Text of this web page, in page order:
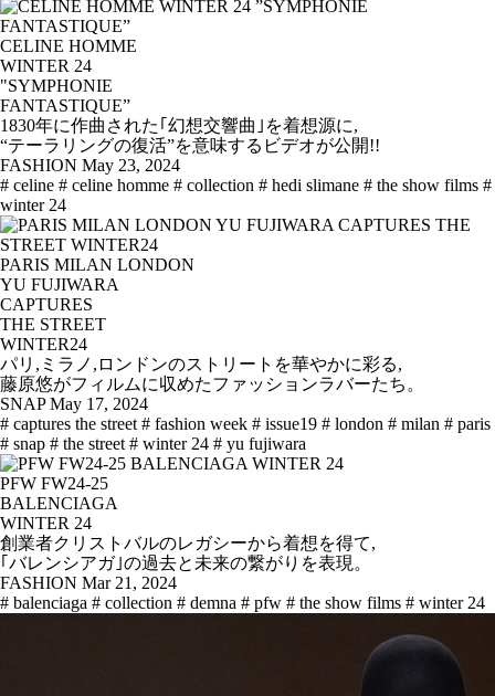
CELINE HOMME
WINTER 24
"SYMPHONIE
FANTASTIQUE”
1830年に作曲された｢幻想交響曲｣を着想源に,
“テーラリングの復活”を意味するビデオが公開!!
FASHION May 23, 2024
# celine # celine homme # collection # hedi slimane # the show films #
winter 24
PARIS MILAN LONDON
YU FUJIWARA
CAPTURES
THE STREET
WINTER24
パリ,ミラノ,ロンドンのストリートを華やかに彩る,
藤原悠がフィルムに収めたファッションラバーたち。
SNAP May 17, 2024
# captures the street # fashion week # issue19 # london # milan # paris
# snap # the street # winter 24 # yu fujiwara
PFW FW24-25
BALENCIAGA
WINTER 24
創業者クリストバルのレガシーから着想を得て,
｢バレンシアガ｣の過去と未来の繋がりを表現。
FASHION Mar 21, 2024
# balenciaga # collection # demna # pfw # the show films # winter 24